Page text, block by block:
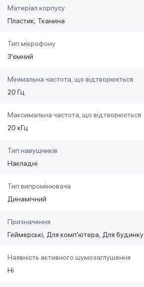
Матеріал корпусу
Пластик Тканина
Тип мікрофону
З'ємний
Мінімальна частота, що відтворюється
20 Гц
Максимальна частота, що відтворюється
20 кГц
Тип навушників
Накладні
Тип випромінювача
Динамічний
Призначення
Геймерські
Для комп'ютера Для будинку
Наявність активного шумозаглушення
Ні